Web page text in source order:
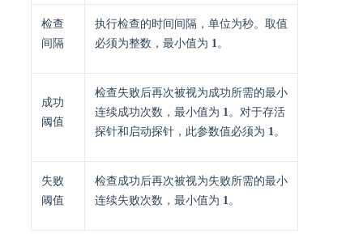
检查
间隔
执行检查的时间间隔，单位为秒。取值
必须为整数，最小值为 1。
成功
阈值
检查失败后再次被视为成功所需的最小
连续成功次数，最小值为 1。对于存活
探针和启动探针，此参数值必须为 1。
失败
阈值
检查成功后再次被视为失败所需的最小
连续失败次数，最小值为 1。